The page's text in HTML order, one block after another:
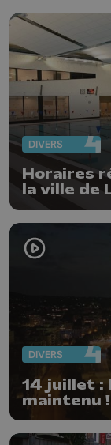
DIVERS
Horaires
la ville de
DIVERS
14 juillet :
maintenu !